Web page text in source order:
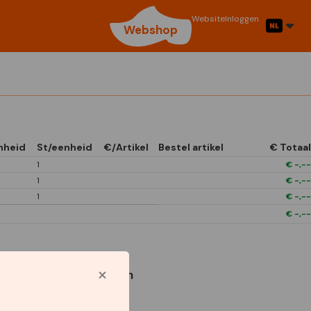
Webshop
WebsiteInloggen
St/eenheid €/Artikel Bestel artikel € Totaal
1 € -,--
1 € -,--
1 € -,--
€ -,--
Gebruikte symbolen